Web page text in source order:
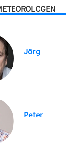
Jörg
Peter